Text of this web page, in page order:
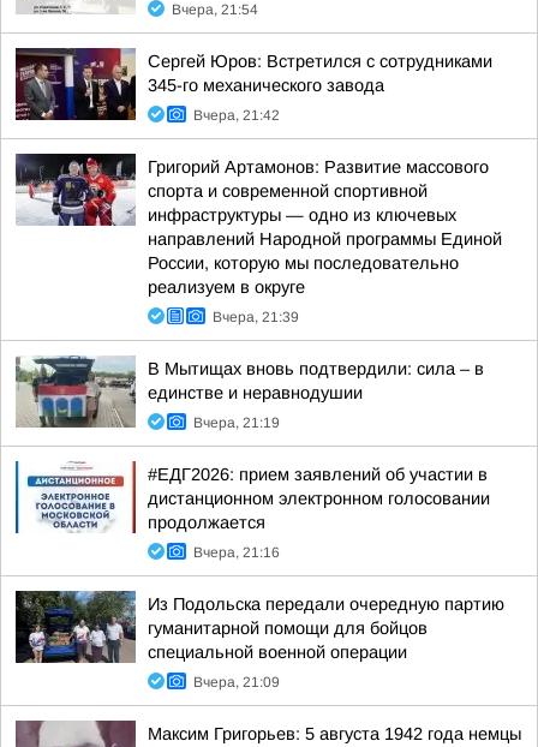
Вчера, 21:54
Сергей Юров: Встретился с сотрудниками
345-го механического завода
Вчера, 21:42
Григорий Артамонов: Развитие массового
спорта и современной спортивной
инфраструктуры — одно из ключевых
направлений Народной программы Единой
России, которую мы последовательно
реализуем в округе
Вчера, 21:39
В Мытищах вновь подтвердили: сила – в
единстве и неравнодушии
Вчера, 21:19
#ЕДГ2026: прием заявлений об участии в
дистанционном электронном голосовании
продолжается
Вчера, 21:16
Из Подольска передали очередную партию
гуманитарной помощи для бойцов
специальной военной операции
Вчера, 21:09
Максим Григорьев: 5 августа 1942 года немцы